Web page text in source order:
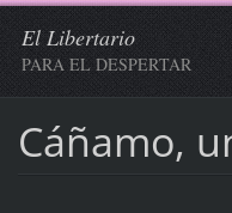
El Libertario
PARA EL DESPERTAR
Cáñamo,